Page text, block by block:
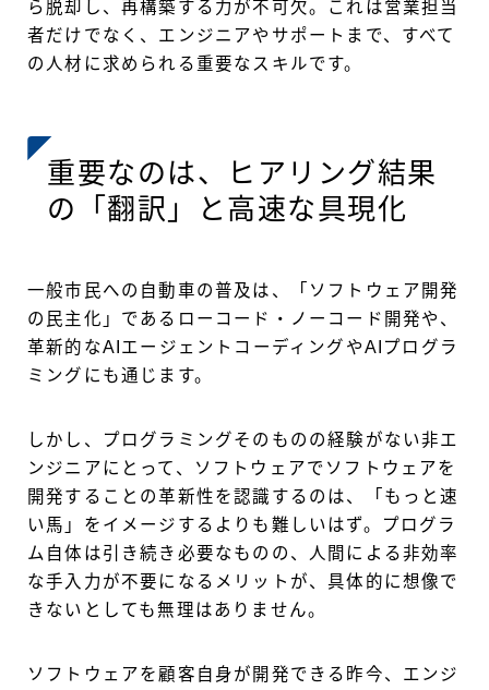
ら脱却し、再構築する力が不可欠。これは営業担当
者だけでなく、エンジニアやサポートまで、すべて
の人材に求められる重要なスキルです。
重要なのは、ヒアリング結果
の「翻訳」と高速な具現化
一般市民への自動車の普及は、「ソフトウェア開発
の民主化」であるローコード・ノーコード開発や、
革新的なAIエージェントコーディングやAIプログラ
ミングにも通じます。
しかし、プログラミングそのものの経験がない非エ
ンジニアにとって、ソフトウェアでソフトウェアを
開発することの革新性を認識するのは、「もっと速
い馬」をイメージするよりも難しいはず。プログラ
ム自体は引き続き必要なものの、人間による非効率
な手入力が不要になるメリットが、具体的に想像で
きないとしても無理はありません。
ソフトウェアを顧客自身が開発できる昨今、エンジ